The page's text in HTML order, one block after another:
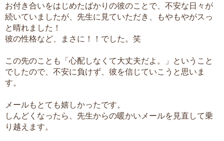
お付き合いをはじめたばかりの彼のことで、不安な日々が
続いていましたが、先生に見ていただき、もやもやがスっ
と晴れました！
彼の性格など、まさに！！でした。笑
この先のことも「心配しなくて大丈夫だよ。」ということ
でしたので、不安に負けず、彼を信じていこうと思いま
す。
メールもとても嬉しかったです。
しんどくなったら、先生からの暖かいメールを見直して乗
り越えます。